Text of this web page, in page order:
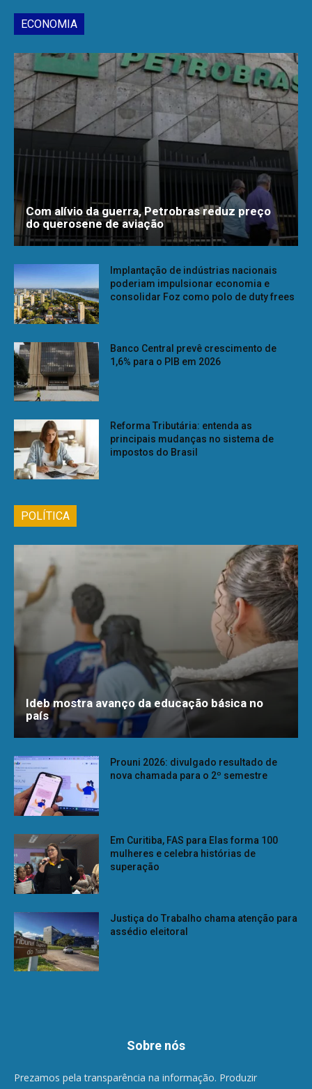
ECONOMIA
Com alívio da guerra, Petrobras reduz preço
do querosene de aviação
Implantação de indústrias nacionais
poderiam impulsionar economia e
consolidar Foz como polo de duty frees
Banco Central prevê crescimento de
1,6% para o PIB em 2026
Reforma Tributária: entenda as
principais mudanças no sistema de
impostos do Brasil
POLÍTICA
Ideb mostra avanço da educação básica no
país
Prouni 2026: divulgado resultado de
nova chamada para o 2º semestre
Em Curitiba, FAS para Elas forma 100
mulheres e celebra histórias de
superação
Justiça do Trabalho chama atenção para
assédio eleitoral
Sobre nós
Prezamos pela transparência na informação. Produzir